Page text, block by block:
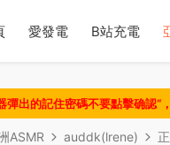
愛發電 B站充電
彈出的記住密碼不要點擊确認
ASMR auddk(lrene)